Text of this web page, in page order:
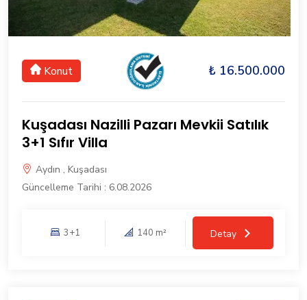
Konut ₺ 16.500.000
Kuşadası Nazilli Pazarı Mevkii Satılık
3+1 Sıfır Villa
Aydın , Kuşadası
Güncelleme Tarihi : 6.08.2026
3+1 140 m² Detay